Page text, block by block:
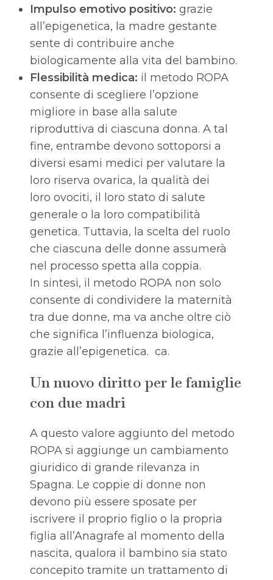
Impulso emotivo positivo: grazie
all’epigenetica, la madre gestante
sente di contribuire anche
biologicamente alla vita del bambino.
Flessibilità medica: il metodo ROPA
consente di scegliere l’opzione
migliore in base alla salute
riproduttiva di ciascuna donna. A tal
fine, entrambe devono sottoporsi a
diversi esami medici per valutare la
loro riserva ovarica, la qualità dei
loro ovociti, il loro stato di salute
generale o la loro compatibilità
genetica. Tuttavia, la scelta del ruolo
che ciascuna delle donne assumerà
nel processo spetta alla coppia.
In sintesi, il metodo ROPA non solo
consente di condividere la maternità
tra due donne, ma va anche oltre ciò
che significa l’influenza biologica,
grazie all’epigenetica. ca.
Un nuovo diritto per le famiglie
con due madri
A questo valore aggiunto del metodo
ROPA si aggiunge un cambiamento
giuridico di grande rilevanza in
Spagna. Le coppie di donne non
devono più essere sposate per
iscrivere il proprio figlio o la propria
figlia all’Anagrafe al momento della
nascita, qualora il bambino sia stato
concepito tramite un trattamento di